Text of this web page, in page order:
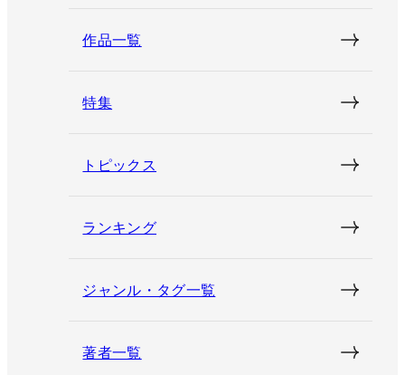
作品一覧
特集
トピックス
ランキング
ジャンル・タグ一覧
著者一覧